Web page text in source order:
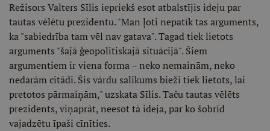
Režisors Valters Sīlis iepriekš esot atbalstījis ideju par
tautas vēlētu prezidentu. "Man ļoti nepatīk tas arguments,
ka "sabiedrība tam vēl nav gatava". Tagad tiek lietots
arguments "šajā ģeopolitiskajā situācijā". Šiem
argumentiem ir viena forma – neko nemainām, neko
nedarām citādi. Šis vārdu salikums bieži tiek lietots, lai
pretotos pārmaiņām," uzskata Sīlis. Taču tautas vēlēts
prezidents, viņaprāt, neesot tā ideja, par ko šobrīd
vajadzētu īpaši cīnīties.